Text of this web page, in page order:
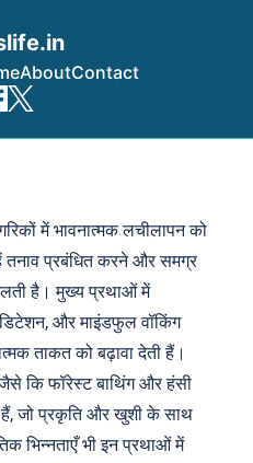
AboutContact
में भावनात्मक लचीलापन को
तनाव प्रबंधित करने और समग्र
है। मुख्य प्रथाओं में
और माइंडफुल वॉकिंग
ताकत को बढ़ावा देती हैं।
कि फॉरेस्ट बाथिंग और हंसी
हैं, जो प्रकृति और खुशी के साथ
भिन्नताएँ भी इन प्रथाओं में